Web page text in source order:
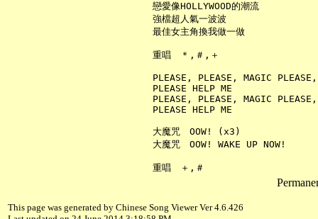
     戀愛像HOLLYWOOD的潮流
     強檔超人氣一波波
     最佳女主角換我做一做
     重唱　＊,＃,＋
     PLEASE, PLEASE, MAGIC PLEASE,
     PLEASE HELP ME
     PLEASE, PLEASE, MAGIC PLEASE,
     PLEASE HELP ME
     大魔咒　OOW! (x3)
     大魔咒　OOW! WAKE UP NOW!
This page was generated by Chinese Song Viewer Ver 4.6.426